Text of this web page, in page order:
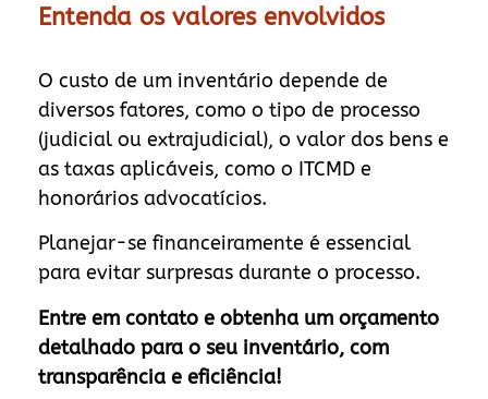
Entenda os valores envolvidos
O custo de um inventário depende de
diversos fatores, como o tipo de processo
(judicial ou extrajudicial), o valor dos bens e
as taxas aplicáveis, como o ITCMD e
honorários advocatícios.
Planejar-se financeiramente é essencial
para evitar surpresas durante o processo.
Entre em contato e obtenha um orçamento
detalhado para o seu inventário, com
transparência e eficiência!